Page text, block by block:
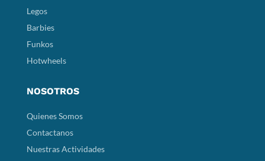
Legos
Barbies
Funkos
Hotwheels
NOSOTROS
Quienes Somos
Contactanos
Nuestras Actividades